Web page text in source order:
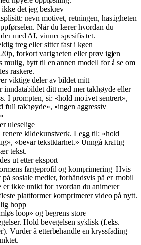
det jeg beskrev
nevn motivet, retningen, hastigheten
Når du lærer hvordan du
med AI, vinner spesifisitet.
treg eller sitter fast i køen
forkort varigheten eller prøv igjen
mulig, bytt til en annen modell for å se om
raskere.
viktige deler av bildet mitt
inndatabildet ditt med mer takhøyde eller
I prompten, si: «hold motivet sentrert»,
full takhøyde», «ingen aggressiv
uleselige
renere kildekunstverk. Legg til: «hold
«bevar tekstklarhet.» Unngå kraftig
tekst.
ut etter eksport
fargeprofil og komprimering. Hvis
på sosiale medier, forhåndsvis på en mobil
er ikke unikt for hvordan du animerer
plattformer komprimerer video på nytt.
hopp
loop» og begrens store
Hold bevegelsen syklisk (f.eks.
Vurder å etterbehandle en kryssfading